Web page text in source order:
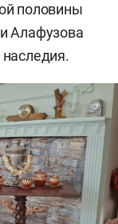
половины
Алафузова